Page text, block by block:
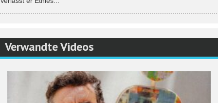
Verwandte Videos